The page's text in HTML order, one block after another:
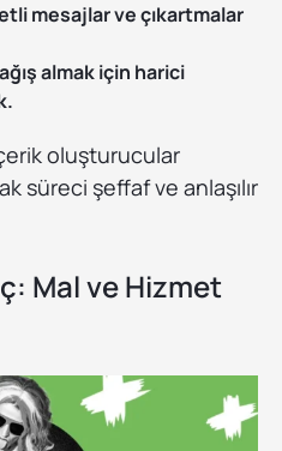
mesajlar ve çıkartmalar
almak için harici
oluşturucular
süreci şeffaf ve anlaşılır
Mal ve Hizmet